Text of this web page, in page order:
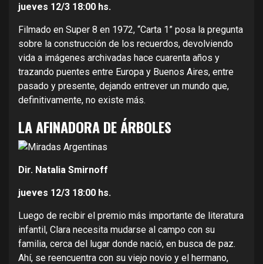
jueves 12/3 18:00 hs.
Filmado en Super 8 en 1972, “Carta 1” posa la pregunta
sobre la construcción de los recuerdos, devolviendo
vida a imágenes archivadas hace cuarenta años y
trazando puentes entre Europa y Buenos Aires, entre
pasado y presente, dejando entrever un mundo que,
definitivamente, no existe más.
LA AFINADORA DE ÁRBOLES
Dir. Natalia Smirnoff
jueves 12/3 18:00 hs.
Luego de recibir el premio más importante de literatura
infantil, Clara necesita mudarse al campo con su
familia, cerca del lugar donde nació, en busca de paz.
Ahí, se reencuentra con su viejo novio y el hermano,